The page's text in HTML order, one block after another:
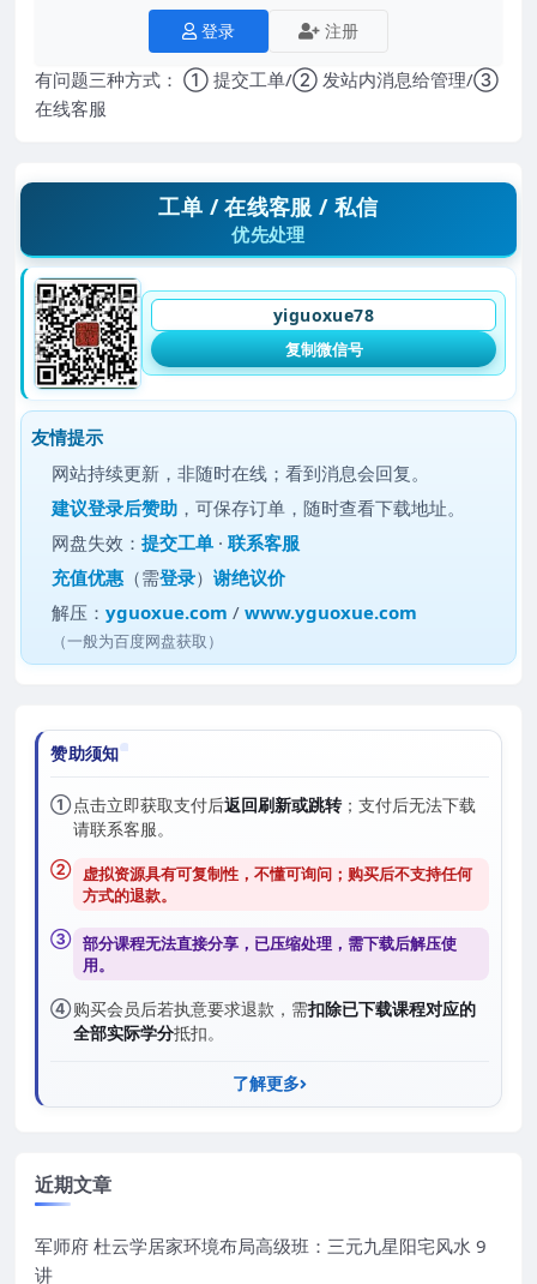
登录 注册
有问题三种方式： ① 提交工单/② 发站内消息给管理/③
在线客服
工单 / 在线客服 / 私信
优先处理
yiguoxue78
复制微信号
友情提示
网站持续更新，非随时在线；看到消息会回复。
建议登录后赞助 ，可保存订单，随时查看下载地址。
网盘失效：提交工单 ·联系客服
充值优惠 （需登录）谢绝议价
解压：yguoxue.com /www.yguoxue.com
（一般为百度网盘获取）
赞助须知
① 点击立即获取支付后返回刷新或跳转；支付后无法下载
请联系客服。
② 虚拟资源具有可复制性，不懂可询问；购买后不支持任何
方式的退款。
③ 部分课程无法直接分享，已压缩处理，需下载后解压使
用。
④购买会员后若执意要求退款，需扣除已下载课程对应的
全部实际学分抵扣。
了解更多
近期文章
军师府 杜云学居家环境布局高级班：三元九星阳宅风水 9
讲